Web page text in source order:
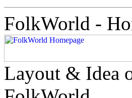
FolkWorld -
Layout &